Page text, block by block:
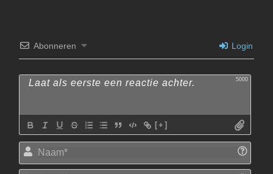
Abonneren Login
5000
[+]